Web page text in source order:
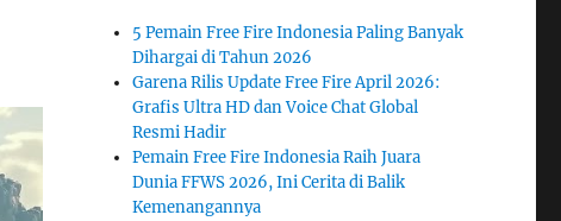
5 Pemain Free Fire Indonesia Paling Banyak
Dihargai di Tahun 2026
Garena Rilis Update Free Fire April 2026:
Grafis Ultra HD dan Voice Chat Global
Resmi Hadir
Pemain Free Fire Indonesia Raih Juara
Dunia FFWS 2026, Ini Cerita di Balik
Kemenangannya